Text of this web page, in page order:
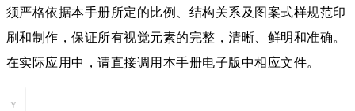
须严格依据本手册所定的比例、结构关系及图案式样规范印
刷和制作，保证所有视觉元素的完整，清晰、鲜明和准确。
在实际应用中，请直接调用本手册电子版中相应文件。